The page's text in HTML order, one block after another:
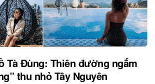
Tà Đùng: Thiên đường ngắm
thu nhỏ Tây Nguyên